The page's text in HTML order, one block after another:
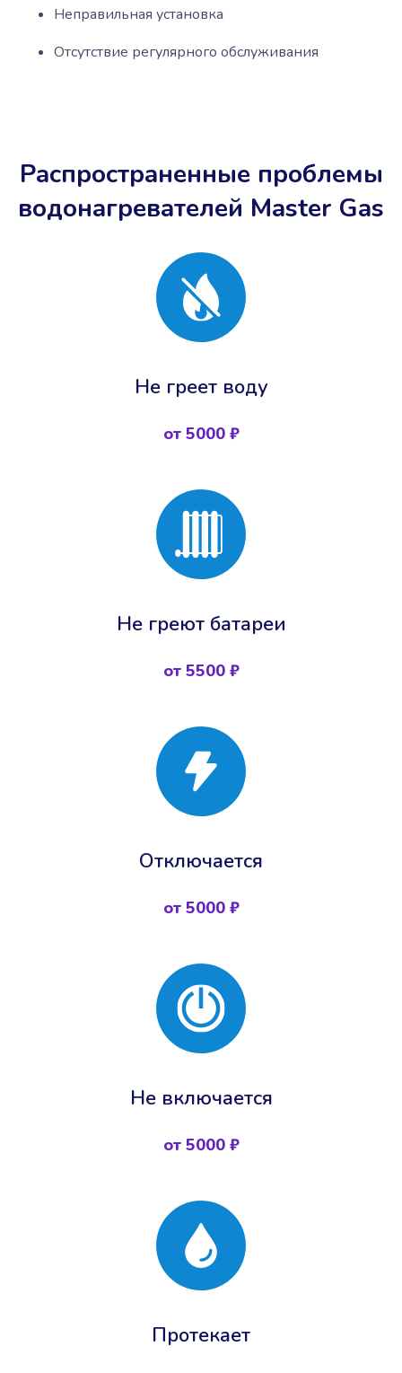
Неправильная установка
Отсутствие регулярного обслуживания
Распространенные проблемы
водонагревателей Master Gas
Не греет воду
от 5000 ₽
Не греют батареи
от 5500 ₽
Отключается
от 5000 ₽
Не включается
от 5000 ₽
Протекает